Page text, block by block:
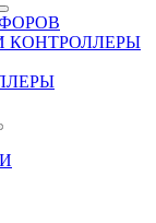
КОНТРОЛЛЕРЫ